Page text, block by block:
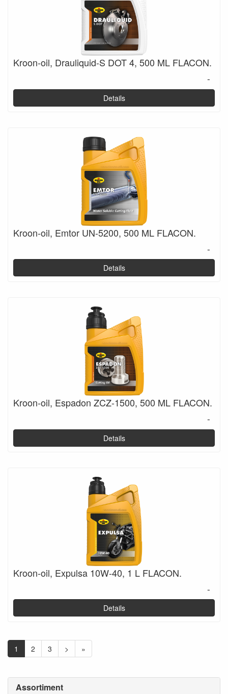
Assortiment
Kroon-oil, Drauliquid-S DOT 4, 500 ML FLACON.
-
Details
Kroon-oil, Emtor UN-5200, 500 ML FLACON.
-
Details
Kroon-oil, Espadon ZCZ-1500, 500 ML FLACON.
-
Details
Kroon-oil, Expulsa 10W-40, 1 L FLACON.
-
Details
1 2 3 > »